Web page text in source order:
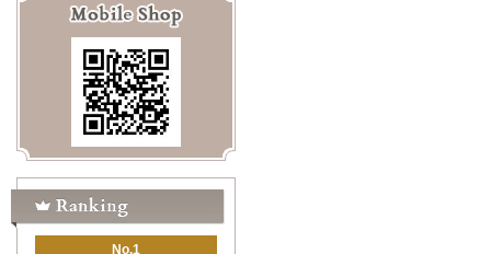
No.1